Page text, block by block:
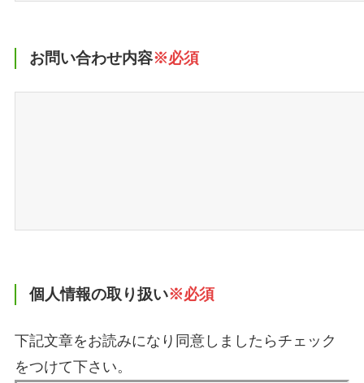
お問い合わせ内容※必須
個人情報の取り扱い※必須
下記文章をお読みになり同意しましたらチェック
をつけて下さい。